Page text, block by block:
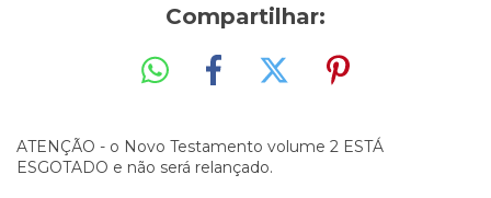
Compartilhar:
ATENÇÃO - o Novo Testamento volume 2 ESTÁ
ESGOTADO e não será relançado.